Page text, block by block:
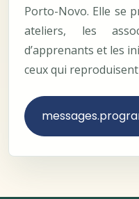
Porto-Novo. Elle se
ateliers, les
d’apprenants et les
ceux qui